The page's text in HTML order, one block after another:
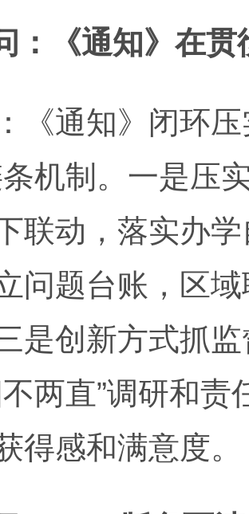
：《通知》在
通知》闭环压
条机制。一是压
联动，落实办
问题台账，区
是创新方式抓
不两直”调研和
得感和满意度。